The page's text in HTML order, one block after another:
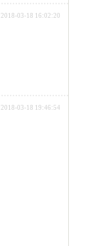
2018-03-18 16:02:20
2018-03-18 19:46:54